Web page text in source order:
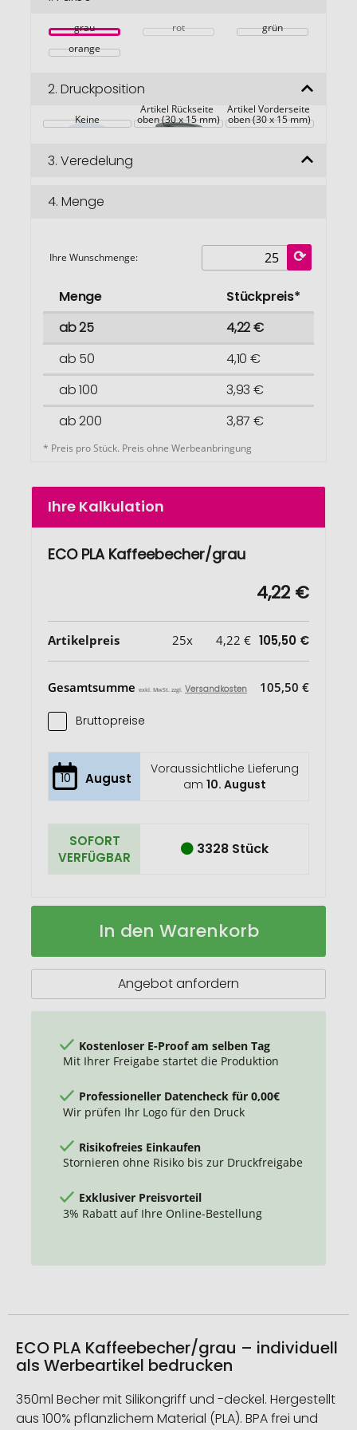
grau rot
grün
orange
2. Druckposition
Keine
Artikel Rückseite
oben (30 x 15 mm)
Artikel Vorderseite
oben (30 x 15 mm)
3. Veredelung
4. Menge
Ihre Wunschmenge:
Menge
Stückpreis*
ab 25
4,22 €
ab 50
4,10 €
ab 100
3,93 €
ab 200
3,87 €
* Preis pro Stück. Preis ohne Werbeanbringung
Ihre Kalkulation
ECO PLA Kaffeebecher/grau
4,22 €
Artikelpreis 25x 4,22 € 105,50 €
Gesamtsumme exkl. MwSt. zzgl. Versandkosten 105,50 €
Bruttopreise
10 August
Voraussichtliche Lieferung
am 10. August
SOFORT
VERFÜGBAR
3328 Stück
ECO
Auf
In den Warenkorb
Angebot anfordern
Kostenloser E-Proof am selben Tag
Mit Ihrer Freigabe startet die Produktion
Professioneller Datencheck für 0,00€
Wir prüfen Ihr Logo für den Druck
Risikofreies Einkaufen
Stornieren ohne Risiko bis zur Druckfreigabe
Exklusiver Preisvorteil
3% Rabatt auf Ihre Online-Bestellung
ECO PLA Kaffeebecher/grau – individuell
als Werbeartikel bedrucken
350ml Becher mit Silikongriff und -deckel. Hergestellt
aus 100% pflanzlichem Material (PLA). BPA frei und